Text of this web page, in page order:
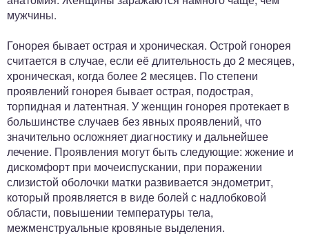
мужчины.
Гонорея бывает острая и хроническая. Острой гонорея
считается в случае, если её длительность до 2 месяцев,
хроническая, когда более 2 месяцев. По степени
проявлений гонорея бывает острая, подострая,
торпидная и латентная. У женщин гонорея протекает в
большинстве случаев без явных проявлений, что
значительно осложняет диагностику и дальнейшее
лечение. Проявления могут быть следующие: жжение и
дискомфорт при мочеиспускании, при поражении
слизистой оболочки матки развивается эндометрит,
который проявляется в виде болей с надлобковой
области, повышении температуры тела,
межменструальные кровяные выделения.